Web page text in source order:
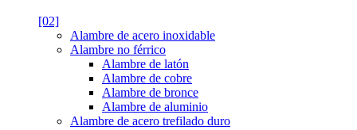
[02]
Alambre de acero inoxidable
Alambre no férrico
Alambre de latón
Alambre de cobre
Alambre de bronce
Alambre de aluminio
Alambre de acero trefilado duro